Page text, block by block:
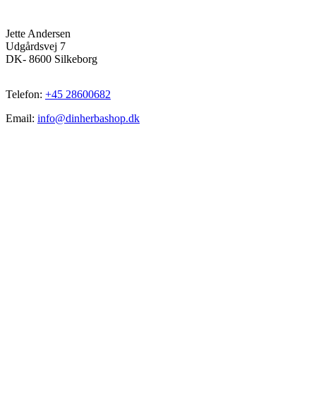
Jette Andersen
Udgårdsvej 7
DK- 8600 Silkeborg
Telefon: +45 28600682
Email: info@dinherbashop.dk